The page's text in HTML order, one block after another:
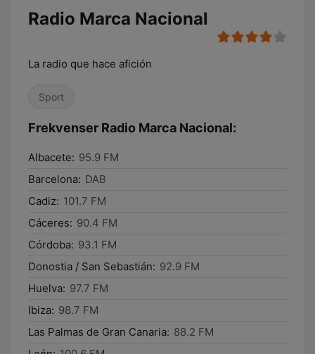
Radio Marca Nacional
La radio que hace afición
Sport
Frekvenser Radio Marca Nacional:
Albacete: 95.9 FM
Barcelona: DAB
Cadiz: 101.7 FM
Cáceres: 90.4 FM
Córdoba: 93.1 FM
Donostia / San Sebastián: 92.9 FM
Huelva: 97.7 FM
Ibiza: 98.7 FM
Las Palmas de Gran Canaria: 88.2 FM